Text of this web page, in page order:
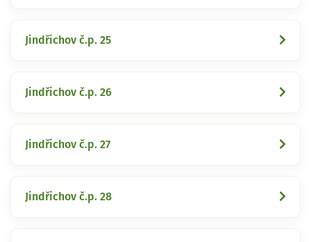
Jindřichov č.p. 25
Jindřichov č.p. 26
Jindřichov č.p. 27
Jindřichov č.p. 28